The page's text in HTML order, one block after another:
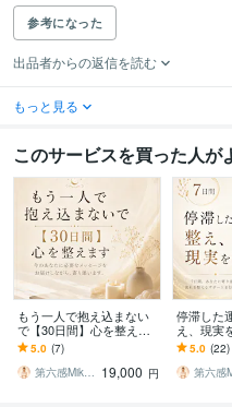
参考になった
出品者からの返信を読む
もっと見る
このサービスを買った人が
もう一人で抱え込まない
で【30日間】心を整えま
す 今のあなたに必要なメ
ッセージをお届けしなが
ら、寄り添います。
5.0 (7)
第六感Miko 1億の投資詐欺で覚醒 19,000 円
停滞した
え、現実
の停滞の
き、【7
がら伴走
5.0 (22)